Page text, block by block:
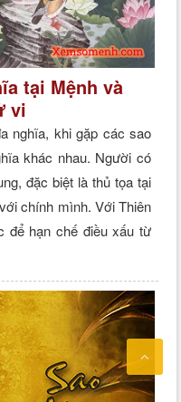
tại Mệnh và
vi
nghĩa, khi gặp các sao
khác nhau. Người có
đặc biệt là thủ tọa tại
chính mình. Với Thiên
để hạn chế điều xấu từ